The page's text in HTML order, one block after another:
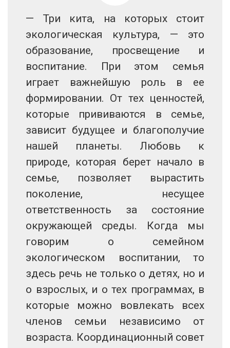
— Три кита, на которых стоит
экологическая культура, — это
образование, просвещение и
воспитание. При этом семья
играет важнейшую роль в ее
формировании. От тех ценностей,
которые прививаются в семье,
зависит будущее и благополучие
нашей планеты. Любовь к
природе, которая берет начало в
семье, позволяет вырастить
поколение, несущее
ответственность за состояние
окружающей среды. Когда мы
говорим о семейном
экологическом воспитании, то
здесь речь не только о детях, но и
о взрослых, и о тех программах, в
которые можно вовлекать всех
членов семьи независимо от
возраста. Координационный совет